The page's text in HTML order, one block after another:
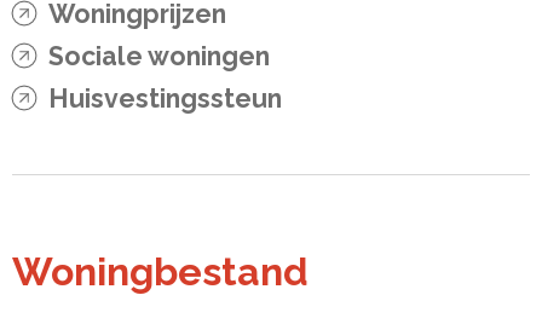
Woningprijzen
Sociale woningen
Huisvestingssteun
Woningbestand